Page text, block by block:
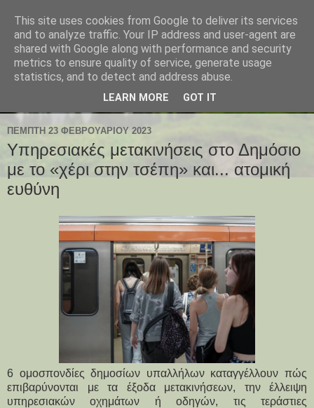
ΠΈΜΠΤΗ 23 ΦΕΒΡΟΥΑΡΊΟΥ 2023
Υπηρεσιακές μετακινήσεις στο Δημόσιο
με το «χέρι στην τσέπη» και... ατομική
ευθύνη
6 ομοσπονδίες δημοσίων υπαλλήλων καταγγέλλουν πώς
επιβαρύνονται με τα έξοδα μετακινήσεων, την έλλειψη
υπηρεσιακών οχημάτων ή οδηγών, τις τεράστιες
This site uses cookies from Google to deliver its services
and to analyze traffic. Your IP address and user-agent are
shared with Google along with performance and security
metrics to ensure quality of service, generate usage
statistics, and to detect and address abuse.
LEARN MORE GOT IT